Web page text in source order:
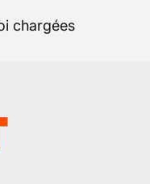
chargées